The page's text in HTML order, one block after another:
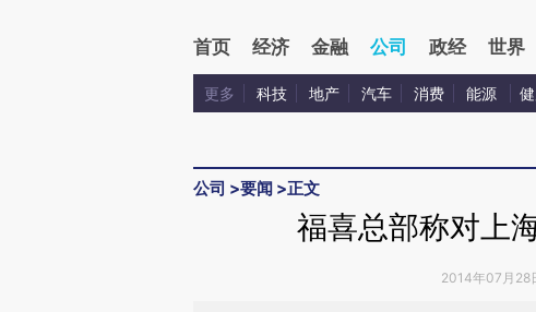
首页 经济 金融 公司 政经 世界
更多 科技 地产 汽车 消费 能源
公司 >要闻 >正文
福喜总部称对上
2014年07月28